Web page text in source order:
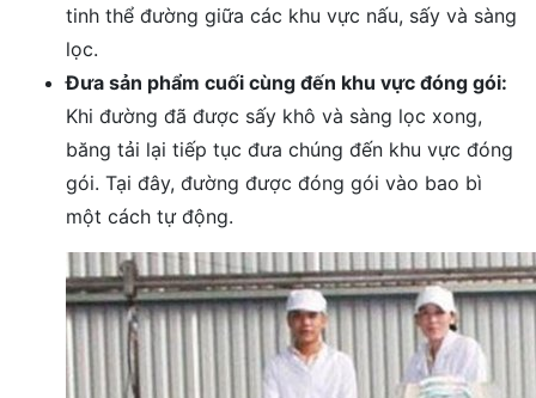
tinh thể đường giữa các khu vực nấu, sấy và sàng
lọc.
Đưa sản phẩm cuối cùng đến khu vực đóng gói:
Khi đường đã được sấy khô và sàng lọc xong,
băng tải lại tiếp tục đưa chúng đến khu vực đóng
gói. Tại đây, đường được đóng gói vào bao bì
một cách tự động.